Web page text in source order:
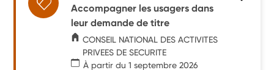
Accompagner les usagers dans
leur demande de titre
CONSEIL NATIONAL DES ACTIVITES
PRIVEES DE SECURITE
À partir du 1 septembre 2026